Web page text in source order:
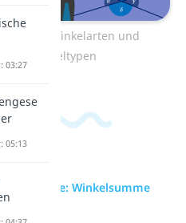
Video: Winkelarten und
Winkeltypen
Videoseite: Winkelsumme
03:27
05:13